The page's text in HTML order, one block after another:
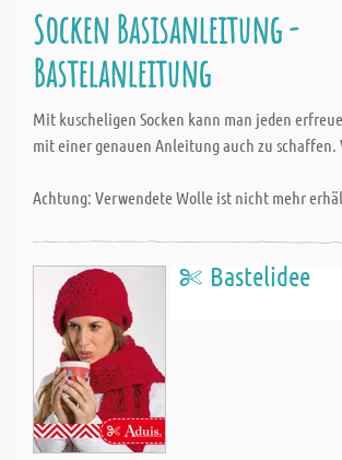
Socken Basisanleitung -
Bastelanleitung
Mit kuscheligen Socken kann man jeden
mit einer genauen Anleitung auch zu schaffen.
Achtung: Verwendete Wolle ist nicht mehr
Bastelidee